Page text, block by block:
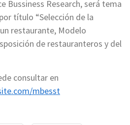
Bussiness Research, será tema
título “Selección de la
restaurante, Modelo
de restauranteros y del
consultar en
mbesst